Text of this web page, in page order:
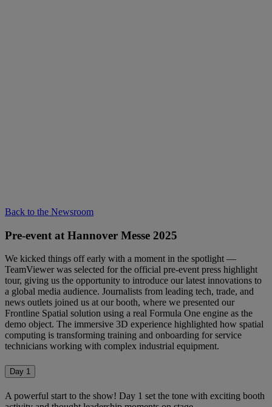
Back to the Newsroom
Pre-event at Hannover Messe 2025
We kicked things off early with a moment in the spotlight —
TeamViewer was selected for the official pre-event press highlight
tour, giving us the opportunity to introduce our latest innovations to
a global media audience. Journalists from leading tech, trade, and
news outlets joined us at our booth, where we presented our
Frontline Spatial solution using a real Formula One engine as the
demo object. The immersive 3D experience highlighted how spatial
computing is transforming training and onboarding for service
technicians working with complex industrial equipment.
Day 1
A powerful start to the show! Day 1 set the tone with exciting booth